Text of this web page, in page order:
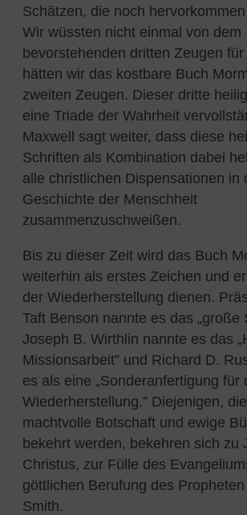
Schätzen, die noch
Wir wüssten nicht einmal von dem
bevorstehenden dritten Zeugen für
hätten wir das kostbare Buch
zweiten Zeugen. Dieser dritte
eine Triade der Wahrheit
Maxwell sagt weiter, dass diese
Schriften als Kombination dabei
alle christlichen Dispensationen in
Geschichte der Menschheit
zusammenzuschweißen.
Bis zu dieser Zeit wird das Buch
weiterhin als erstes Zeichen und
der Wiederherstellung dienen.
Taft Benson nannte es das „große
Joseph B. Wirthlin nannte es das „
Missionsarbeit” und Richard D.
es als eine „Sonderanfertigung für
Wiederherstellung.” Diejenigen,
machtvolle Botschaft und ewige
bekehrt werden, bekehren sich zu
Christus, zur Fülle des
göttlichen Berufung des
Smith.